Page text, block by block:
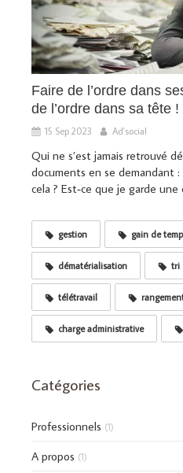
Faire de l’ordre dans
de l’ordre dans sa tête !
15 Sep 2023 Ad'social
Qui ne s’est jamais retrouvé
documents en se demandant
cela ? Est‑ce que je garde une
gestion gain de
dématérialisation tri
télétravail
charge administrative
Catégories
Professionnels (1)
A propos (1)